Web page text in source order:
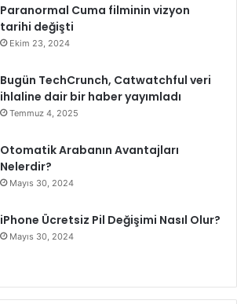
Paranormal Cuma filminin vizyon
tarihi değişti
Ekim 23, 2024
Bugün TechCrunch, Catwatchful veri
ihlaline dair bir haber yayımladı
Temmuz 4, 2025
Otomatik Arabanın Avantajları
Nelerdir?
Mayıs 30, 2024
iPhone Ücretsiz Pil Değişimi Nasıl Olur?
Mayıs 30, 2024